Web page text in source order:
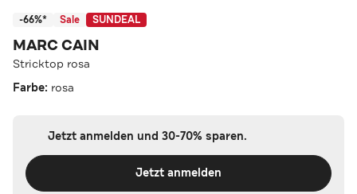
-66%* Sale SUNDEAL
MARC CAIN
Stricktop rosa
Farbe: rosa
Jetzt anmelden und 30-70% sparen.
Jetzt anmelden